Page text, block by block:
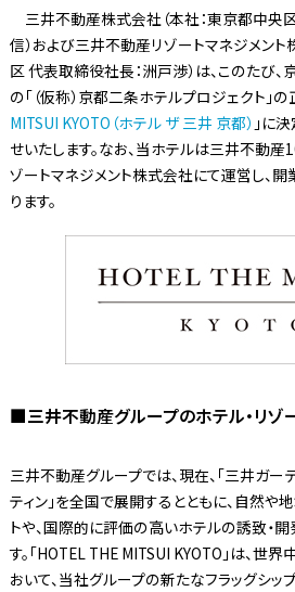
三井不動産株式会社（本社：東京都中央
信）および三井不動産リゾートマネジメント
区 代表取締役社長：洲戸渉）は、このたび
の「（仮称）京都二条ホテルプロジェクト」
MITSUI KYOTO（ホテル ザ 三井 京都） 」に
せいたします。なお、当ホテルは三井不動
ゾートマネジメント株式会社にて運営し、
ります。
■三井不動産グループのホテル・リゾ
三井不動産グループでは、現在、「三井ガー
ティン」を全国で展開するとともに、自然や
トや、国際的に評価の高いホテルの誘致・
す。「HOTEL THE MITSUI KYOTO」は、世
おいて、当社グループの新たなフラッグシ